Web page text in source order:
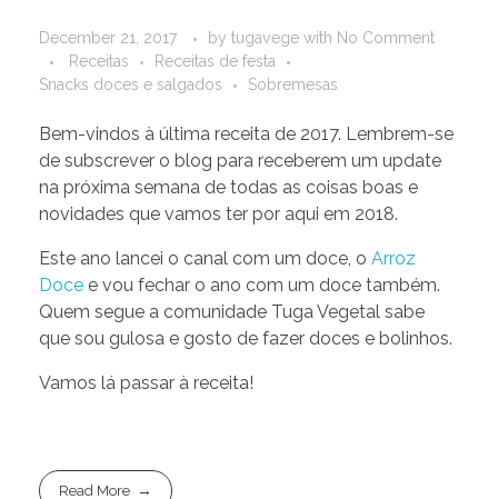
December 21, 2017 by tugavege with No Comment
Receitas
Receitas de festa
Snacks doces e salgados
Sobremesas
Bem-vindos à última receita de 2017. Lembrem-se
de subscrever o blog para receberem um update
na próxima semana de todas as coisas boas e
novidades que vamos ter por aqui em 2018.
Este ano lancei o canal com um doce, o Arroz
Doce e vou fechar o ano com um doce também.
Quem segue a comunidade Tuga Vegetal sabe
que sou gulosa e gosto de fazer doces e bolinhos.
Vamos lá passar à receita!
Read More